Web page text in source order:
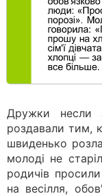
Дружки несли
роздавали тим,
швиденько
молоді не
родичів
на весілля,